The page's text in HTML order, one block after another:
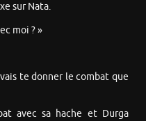
sur Nata.
moi ? »
te donner le combat que
avec sa hache et Durga